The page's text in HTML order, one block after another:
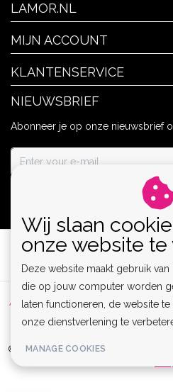
LAMOR.NL
MIJN ACCOUNT
KLANTENSERVICE
NIEUWSBRIEF
Abonneer je op onze nieuwsbrief
Algemene voorwaarden | Privacy
RSS
© Copyright 2026 - Lamor | Clubwear,
Wij slaan
onze website
Deze website maakt gebruik van
die op jouw computer worden
laten functioneren, de website
onze dienstverlening te
MANAGE COOKIES